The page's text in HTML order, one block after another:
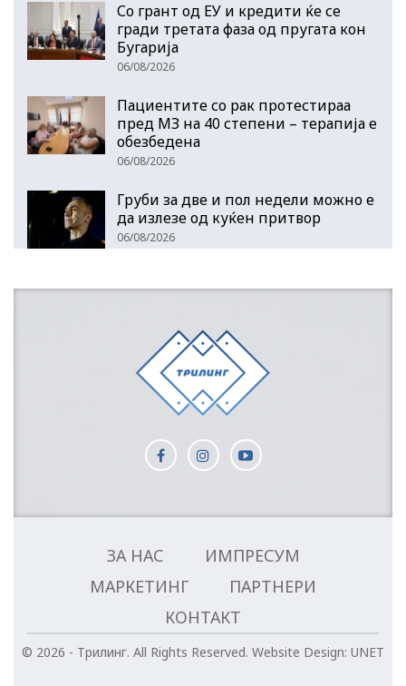
Со грант од ЕУ и кредити ќе се
гради третата фаза од пругата кон
Бугарија
06/08/2026
Пациентите со рак протестираа
пред МЗ на 40 степени – терапија е
обезбедена
06/08/2026
Груби за две и пол недели можно е
да излезе од куќен притвор
06/08/2026
ЗА НАС
ИМПРЕСУМ
МАРКЕТИНГ
ПАРТНЕРИ
КОНТАКТ
© 2026 - Трилинг. All Rights Reserved. Website Design: UNET